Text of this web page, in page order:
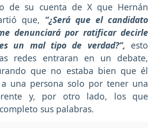
de su cuenta de X que Hernán
que, “¿Será que el candidato
denunciará por ratificar decirle
un mal tipo de verdad?“, esto
redes entraran en un debate,
que no estaba bien que él
a una persona solo por tener una
y, por otro lado, los que
sus palabras.